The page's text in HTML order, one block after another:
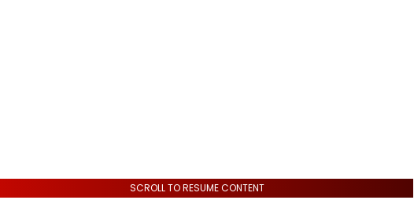
SCROLL TO RESUME CONTENT